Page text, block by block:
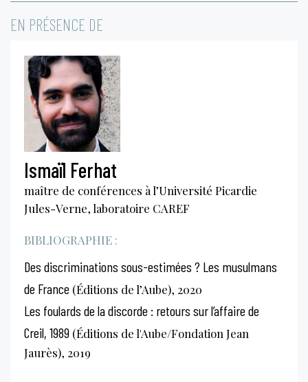
EN PRÉSENCE DE
Ismaïl Ferhat
maître de conférences à l’Université Picardie
Jules-Verne, laboratoire CAREF
BIBLIOGRAPHIE :
Des discriminations sous-estimées ? Les musulmans
de France (Éditions de l’Aube), 2020
Les foulards de la discorde : retours sur l’affaire de
Creil, 1989 (Éditions de l'Aube/Fondation Jean
Jaurès), 2019